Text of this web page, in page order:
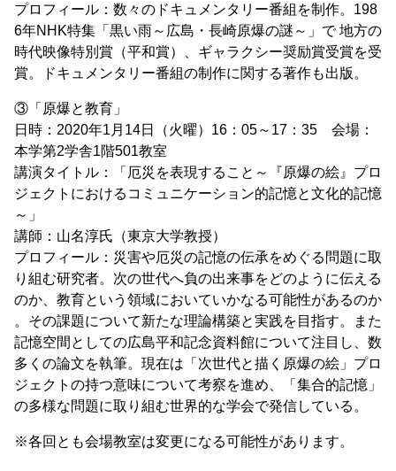
プロフィール：数々のドキュメンタリー番組を制作。198
6年NHK特集「黒い雨～広島・長崎原爆の謎～」で 地方の
時代映像特別賞（平和賞）、ギャラクシー奨励賞受賞を受
賞。ドキュメンタリー番組の制作に関する著作も出版。
③「原爆と教育」
日時：2020年1月14日（火曜）16：05～17：35 会場：
本学第2学舎1階501教室
講演タイトル：「厄災を表現すること～『原爆の絵』プロ
ジェクトにおけるコミュニケーション的記憶と文化的記憶
～」
講師：山名淳氏（東京大学教授）
プロフィール：災害や厄災の記憶の伝承をめぐる問題に取
り組む研究者。次の世代へ負の出来事をどのように伝える
のか、教育という領域においていかなる可能性があるのか
。その課題について新たな理論構築と実践を目指す。また
記憶空間としての広島平和記念資料館について注目し、数
多くの論文を執筆。現在は「次世代と描く原爆の絵」プロ
ジェクトの持つ意味について考察を進め、「集合的記憶」
の多様な問題に取り組む世界的な学会で発信している。
※各回とも会場教室は変更になる可能性があります。